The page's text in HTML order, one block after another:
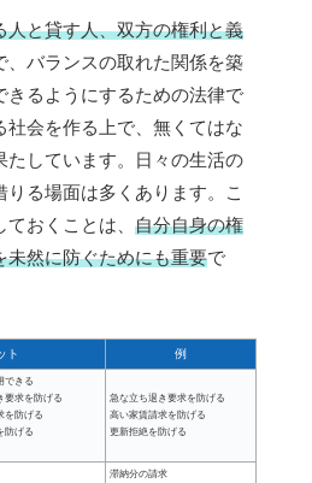
人と貸す人、双方の権利と義
、バランスの取れた関係を築
きるようにするための法律で
社会を作る上で、無くてはな
たしています。日々の生活の
る場面は多くあります。こ
おくことは、 自分自身の権
未然に防ぐためにも重要で
ト 例
できる
要求を防げる
を防げる
防げる
急な立ち退き要求を防げる
高い家賃請求を防げる
更新拒絶を防げる
滞納分の請求